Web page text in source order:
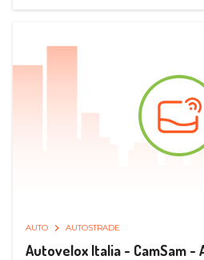
AUTO AUTOSTRADE
Autovelox Italia - CamSam -